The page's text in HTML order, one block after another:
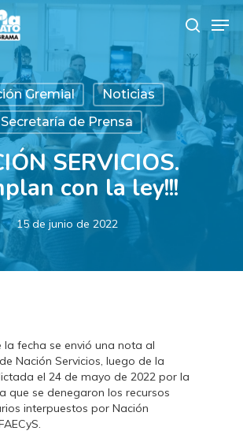
search
Gremial
Noticias
Secretaría de Prensa
SERVICIOS.
con la ley!!!
15 de junio de 2022
la fecha se envió una nota al
Nación Servicios, luego de la
el 24 de mayo de 2022 por la
que se denegaron los recursos
interpuestos por Nación